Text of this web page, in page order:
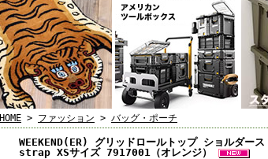
HOME > ファッション > バッグ・ポーチ
WEEKEND(ER) グリッドロールトップ ショル
strap XSサイズ 7917001（オレンジ）